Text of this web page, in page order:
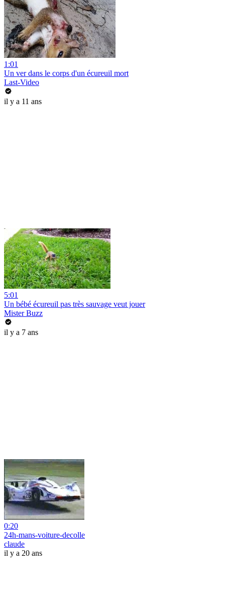
1:01
Un ver dans le corps d'un écureuil mort
Last-Video
il y a 11 ans
5:01
Un bébé écureuil pas très sauvage veut jouer
Mister Buzz
il y a 7 ans
0:20
24h-mans-voiture-decolle
claude
il y a 20 ans